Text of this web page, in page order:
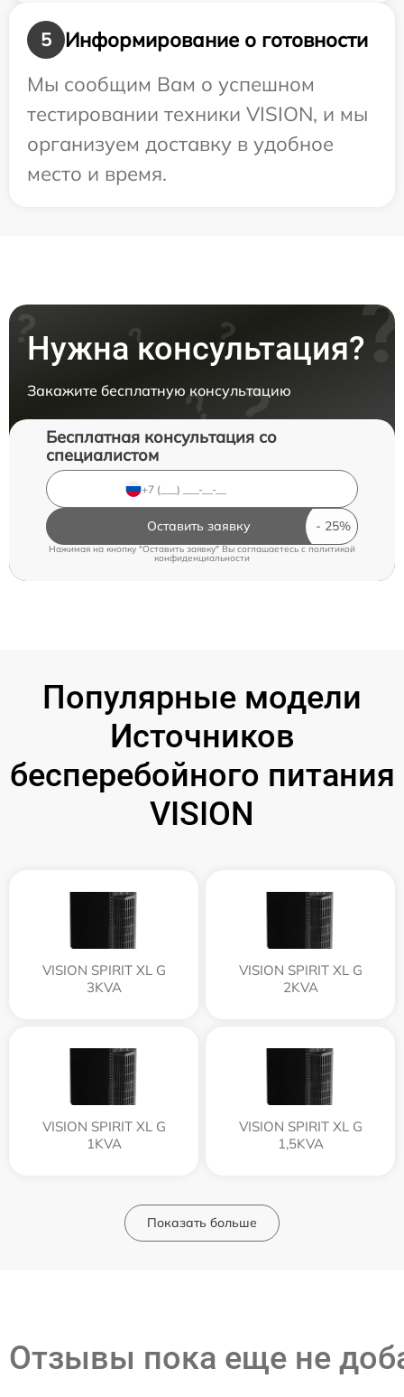
5
Информирование о готовности
Мы сообщим Вам о успешном
тестировании техники VISION, и мы
организуем доставку в удобное
место и время.
Нужна консультация?
Закажите бесплатную консультацию
Бесплатная консультация со
специалистом
Оставить заявку
Нажимая на кнопку "Оставить заявку" Вы соглашаетесь c политикой
конфиденциальности
Популярные модели
Источников
бесперебойного питания
VISION
VISION SPIRIT XL G
3KVA
VISION SPIRIT XL G
2KVA
VISION SPIRIT XL G
1KVA
VISION SPIRIT XL G
1,5KVA
Показать больше
Отзывы пока еще не